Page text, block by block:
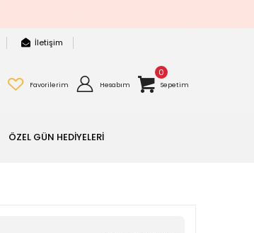
İletişim
Favorilerim Hesabım
0
Sepetim
ÖZEL GÜN HEDİYELERİ